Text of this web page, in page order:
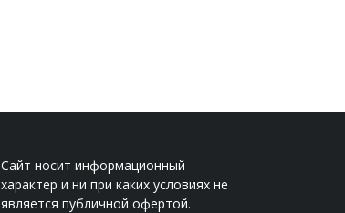
Сайт носит информационный
характер и ни при каких условиях не
является публичной офертой.